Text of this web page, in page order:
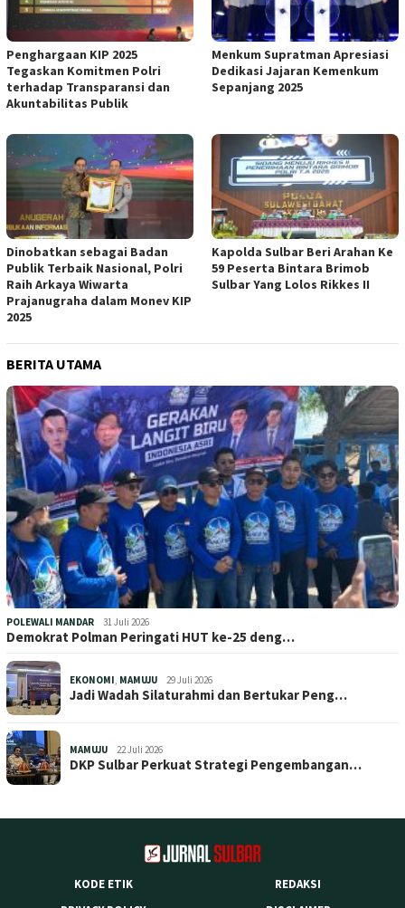
Penghargaan KIP 2025
Tegaskan Komitmen Polri
terhadap Transparansi dan
Akuntabilitas Publik
Menkum Supratman Apresiasi
Dedikasi Jajaran Kemenkum
Sepanjang 2025
Dinobatkan sebagai Badan
Publik Terbaik Nasional, Polri
Raih Arkaya Wiwarta
Prajanugraha dalam Monev KIP
2025
Kapolda Sulbar Beri Arahan Ke
59 Peserta Bintara Brimob
Sulbar Yang Lolos Rikkes II
BERITA UTAMA
POLEWALI MANDAR 31 Juli 2026
Demokrat Polman Peringati HUT ke-25 deng…
EKONOMI, MAMUJU 29 Juli 2026
Jadi Wadah Silaturahmi dan Bertukar Peng…
MAMUJU 22 Juli 2026
DKP Sulbar Perkuat Strategi Pengembangan…
KODE ETIK
REDAKSI